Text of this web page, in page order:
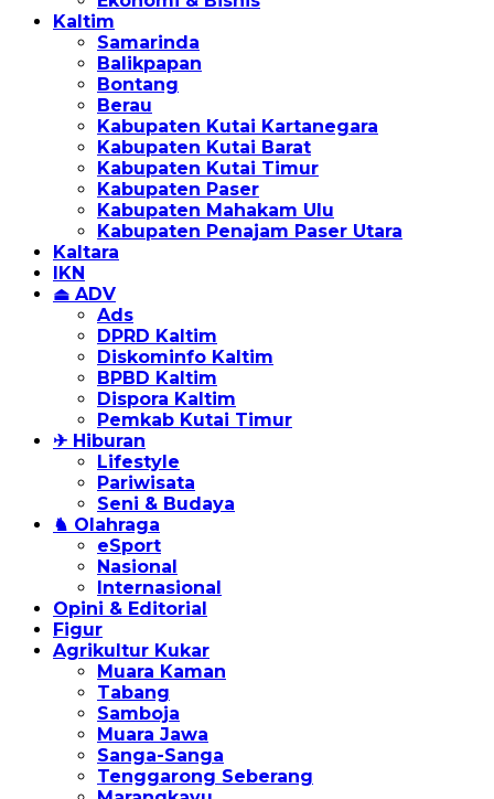
Kaltim
Samarinda
Balikpapan
Bontang
Berau
Kabupaten Kutai Kartanegara
Kabupaten Kutai Barat
Kabupaten Kutai Timur
Kabupaten Paser
Kabupaten Mahakam Ulu
Kabupaten Penajam Paser Utara
Kaltara
IKN
⏏ ADV
Ads
DPRD Kaltim
Diskominfo Kaltim
BPBD Kaltim
Dispora Kaltim
Pemkab Kutai Timur
✈ Hiburan
Lifestyle
Pariwisata
Seni & Budaya
♞ Olahraga
eSport
Nasional
Internasional
Opini & Editorial
Figur
Agrikultur Kukar
Muara Kaman
Tabang
Samboja
Muara Jawa
Sanga-Sanga
Tenggarong Seberang